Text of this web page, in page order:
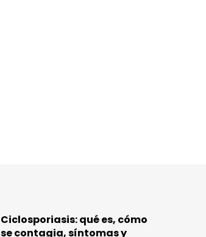
Ciclosporiasis: qué es, cómo
se contagia, síntomas y